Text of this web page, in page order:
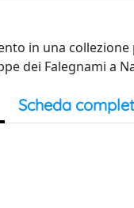
in una
dei Falegnami a
Scheda